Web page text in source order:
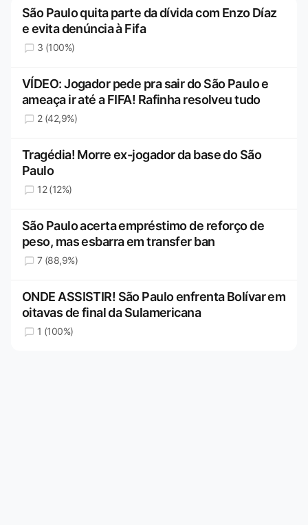
São Paulo quita parte da dívida com Enzo Díaz
e evita denúncia à Fifa
3 (100%)
VÍDEO: Jogador pede pra sair do São Paulo e
ameaça ir até a FIFA! Rafinha resolveu tudo
2 (42,9%)
Tragédia! Morre ex-jogador da base do São
Paulo
12 (12%)
São Paulo acerta empréstimo de reforço de
peso, mas esbarra em transfer ban
7 (88,9%)
ONDE ASSISTIR! São Paulo enfrenta Bolívar em
oitavas de final da Sulamericana
1 (100%)